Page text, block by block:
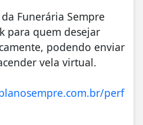
Funerária Sempre
para quem desejar
podendo enviar
vela virtual.
perf